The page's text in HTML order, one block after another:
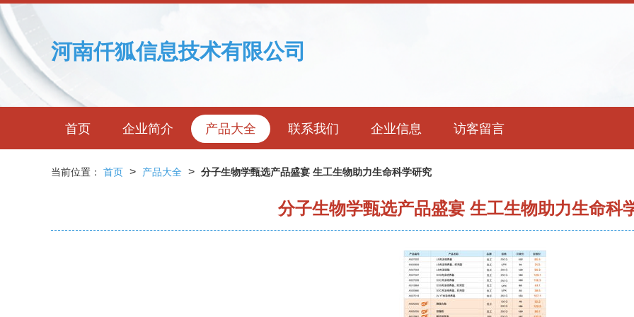
河南仟狐信息技术有限公司
首页 企业简介 产品大全 联系我们 企业信息 访客留言
当前位置： 首页 > 产品大全 > 分子生物学甄选产品盛宴 生工生物助力生命科学研究
分子生物学甄选产品盛宴 生工生物助力生命科